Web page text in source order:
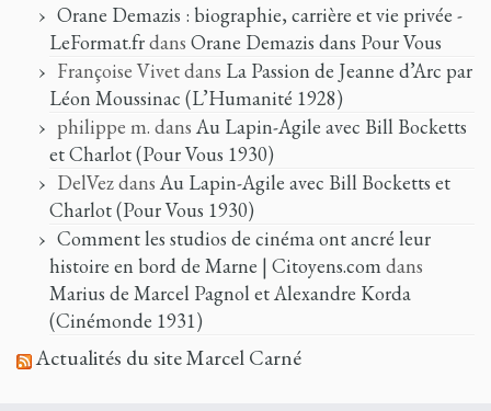
Orane Demazis : biographie, carrière et vie privée -
LeFormat.frdans Orane Demazis dans Pour Vous
Françoise Vivetdans La Passion de Jeanne d’Arc par
Léon Moussinac (L’Humanité 1928)
philippe m. dans Au Lapin-Agile avec Bill Bocketts
et Charlot (Pour Vous 1930)
DelVezdans Au Lapin-Agile avec Bill Bocketts et
Charlot (Pour Vous 1930)
Comment les studios de cinéma ont ancré leur
histoire en bord de Marne | Citoyens.comdans
Marius de Marcel Pagnol et Alexandre Korda
(Cinémonde 1931)
Actualités du site Marcel Carné